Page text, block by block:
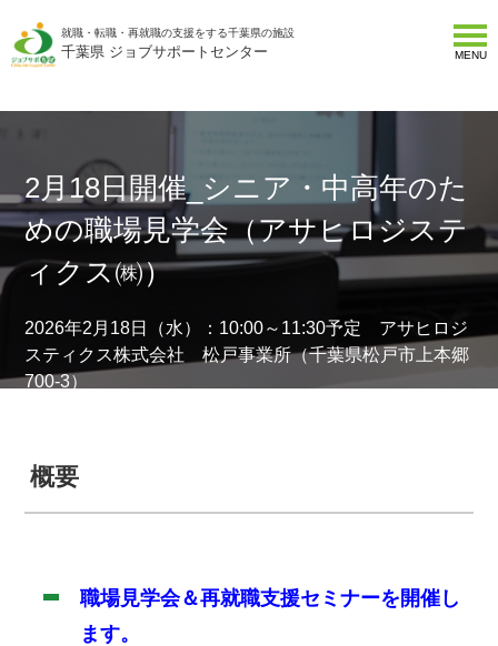
就職・転職・再就職の支援をする千葉県の施設
千葉県 ジョブサポートセンター MENU
2月18日開催_シニア・中高年のた
めの職場見学会（アサヒロジステ
ィクス㈱）
2026年2月18日（水）：10:00～11:30予定 アサヒロジ
スティクス株式会社 松戸事業所（千葉県松戸市上本郷
700-3）
概要
職場見学会＆再就職支援セミナーを開催し
ます。